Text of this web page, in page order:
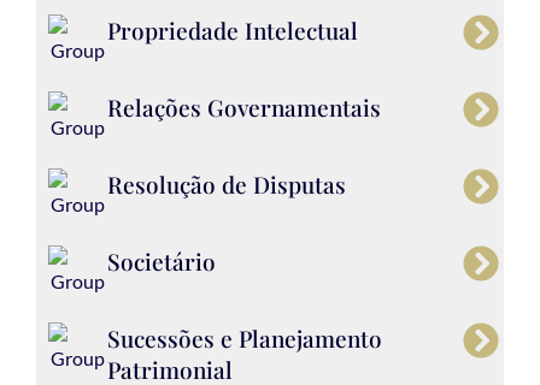
Propriedade Intelectual
Relações Governamentais
Resolução de Disputas
Societário
Sucessões e Planejamento
Patrimonial